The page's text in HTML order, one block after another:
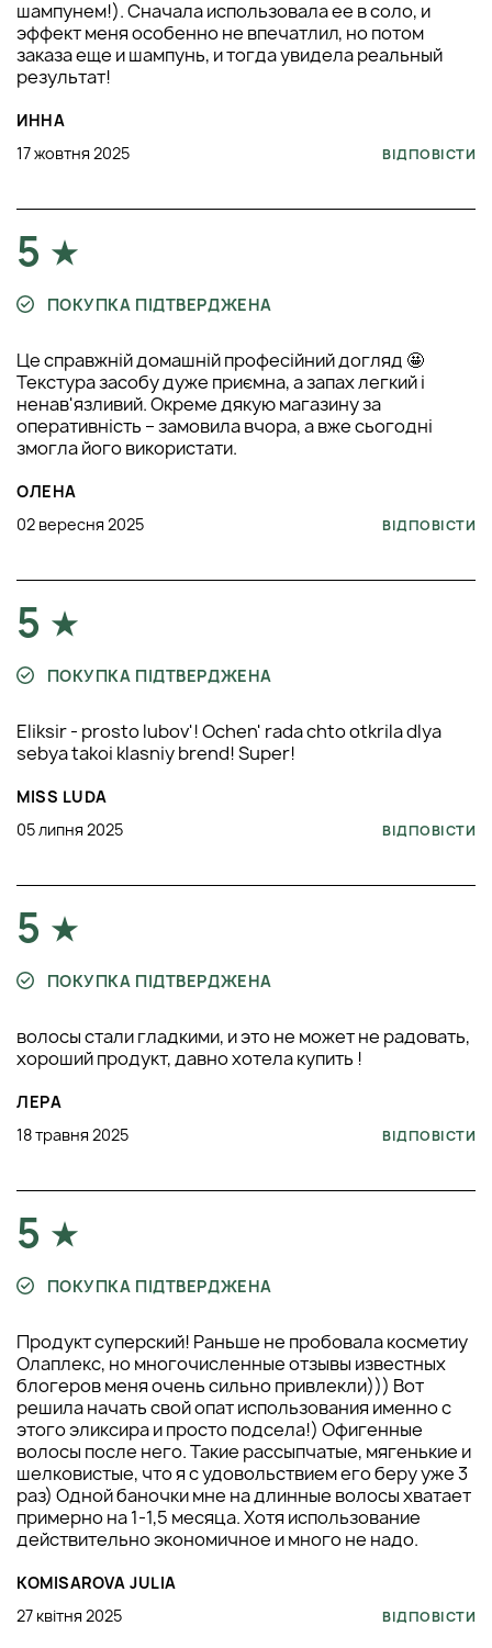
відповідальним ставленням до довкілля. Виробничі
процеси оптимізовані для зниження екологічного
навантаження. Упаковка створюється з урахуванням
раціонального використання ресурсів.
Рекомендації щодо зберігання:
кімнатної температури в щільно закритій упаковці. Важливо
уникати тривалого впливу прямих сонячних променів.
формули. Це забезпечує ефективність продукту протягом
усього строку використання.
шампунем!). Сначала использовала ее в соло, и
эффект меня особенно не впечатлил, но потом
заказа еще и шампунь, и тогда увидела реальный
результат!
ИННА
17 жовтня 2025
ВІДПОВІСТИ
5
ПОКУПКА ПІДТВЕРДЖЕНА
Це справжній домашній професійний догляд 🤩
Текстура засобу дуже приємна, а запах легкий і
ненав'язливий. Окреме дякую магазину за
оперативність – замовила вчора, а вже сьогодні
змогла його використати.
ОЛЕНА
02 вересня 2025
ВІДПОВІСТИ
5
ПОКУПКА ПІДТВЕРДЖЕНА
Eliksir - prosto lubov'! Ochen' rada chto otkrila dlya
sebya takoi klasniy brend! Super!
MISS LUDA
05 липня 2025
ВІДПОВІСТИ
5
ПОКУПКА ПІДТВЕРДЖЕНА
волосы стали гладкими, и это не может не радовать,
хороший продукт, давно хотела купить !
ЛЕРА
18 травня 2025
ВІДПОВІСТИ
5
ПОКУПКА ПІДТВЕРДЖЕНА
Продукт суперский! Раньше не пробовала косметиу
Олаплекс, но многочисленные отзывы известных
блогеров меня очень сильно привлекли))) Вот
решила начать свой опат использования именно с
этого эликсира и просто подсела!) Офигенные
волосы после него. Такие рассыпчатые, мягенькие и
шелковистые, что я с удовольствием его беру уже 3
раз) Одной баночки мне на длинные волосы хватает
примерно на 1-1,5 месяца. Хотя использование
действительно экономичное и много не надо.
KOMISAROVA JULIA
27 квітня 2025
ВІДПОВІСТИ